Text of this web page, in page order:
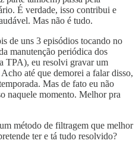
É verdade, isso contribui e
Mas não é tudo.
de uns 3 episódios tocando no
manutenção periódica dos
TPA), eu resolvi gravar um
Acho até que demorei a falar disso,
Mas de fato eu não
naquele momento. Melhor pra
método de filtragem que melhor
ter e tá tudo resolvido?